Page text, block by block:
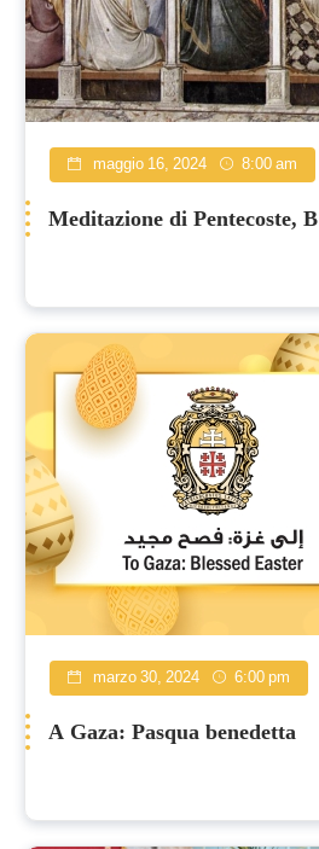
maggio 16, 2024 8:00 am
Meditazione di Pentecoste, B
marzo 30, 2024 6:00 pm
A Gaza: Pasqua benedetta